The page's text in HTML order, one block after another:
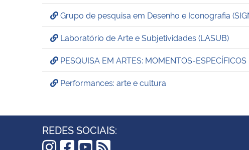
Grupo de pesquisa em Desenho e Iconografia
Laboratório de Arte e Subjetividades (LASUB)
PESQUISA EM ARTES: MOMENTOS-ESPECÍFICOS
Performances: arte e cultura
REDES SOCIAIS: